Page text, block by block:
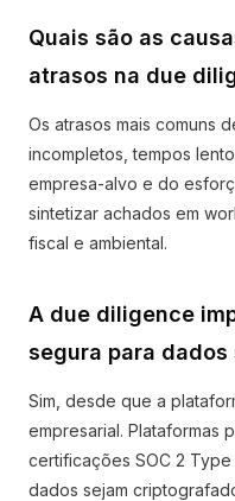
Quais são as
atrasos na due
Os atrasos mais comuns
incompletos, tempos
empresa-alvo e do
sintetizar achados em
fiscal e ambiental.
A due diligence
segura para dados
Sim, desde que a
empresarial. Plataformas
certificações SOC 2 Type
dados sejam